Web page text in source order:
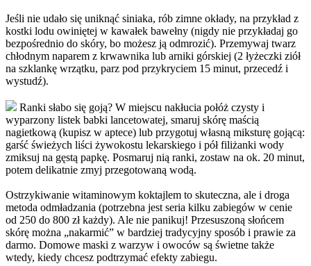
Jeśli nie udało się uniknąć siniaka, rób zimne okłady, na przykład z
kostki lodu owiniętej w kawałek bawełny (nigdy nie przykładaj go
bezpośrednio do skóry, bo możesz ją odmrozić). Przemywaj twarz
chłodnym naparem z krwawnika lub arniki górskiej (2 łyżeczki ziół
na szklankę wrzątku, parz pod przykryciem 15 minut, przecedź i
wystudź).
Ranki słabo się goją? W miejscu nakłucia połóż czysty i
wyparzony listek babki lancetowatej, smaruj skórę maścią
nagietkową (kupisz w aptece) lub przygotuj własną miksturę gojącą:
garść świeżych liści żywokostu lekarskiego i pół filiżanki wody
zmiksuj na gęstą papkę. Posmaruj nią ranki, zostaw na ok. 20 minut,
potem delikatnie zmyj przegotowaną wodą.
Ostrzykiwanie witaminowym koktajlem to skuteczna, ale i droga
metoda odmładzania (potrzebna jest seria kilku zabiegów w cenie
od 250 do 800 zł każdy). Ale nie panikuj! Przesuszoną słońcem
skórę można „nakarmić” w bardziej tradycyjny sposób i prawie za
darmo. Domowe maski z warzyw i owoców są świetne także
wtedy, kiedy chcesz podtrzymać efekty zabiegu.